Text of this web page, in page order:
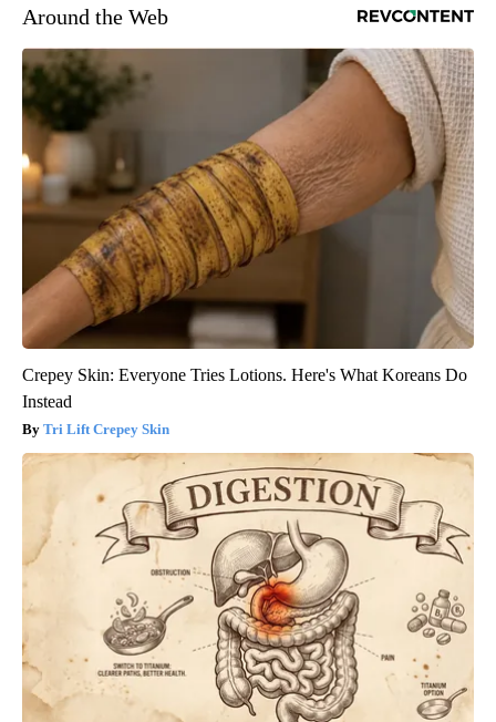
Around the Web
Crepey Skin: Everyone Tries Lotions. Here's What Koreans Do
Instead
Tri Lift Crepey Skin